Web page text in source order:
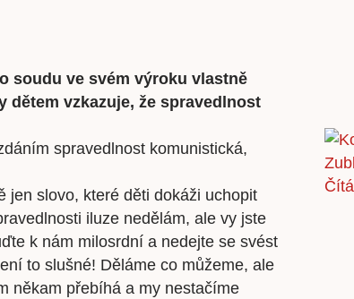
soudu ve svém výroku vlastně
vzkazuje, že spravedlnost
spravedlnost komunistická,
jen slovo, které děti dokáži uchopit
iluze nedělám, ale vy jste
k nám milosrdní a nedejte se svést
to slušné! Děláme co můžeme, ale
někam přebíhá a my nestačíme